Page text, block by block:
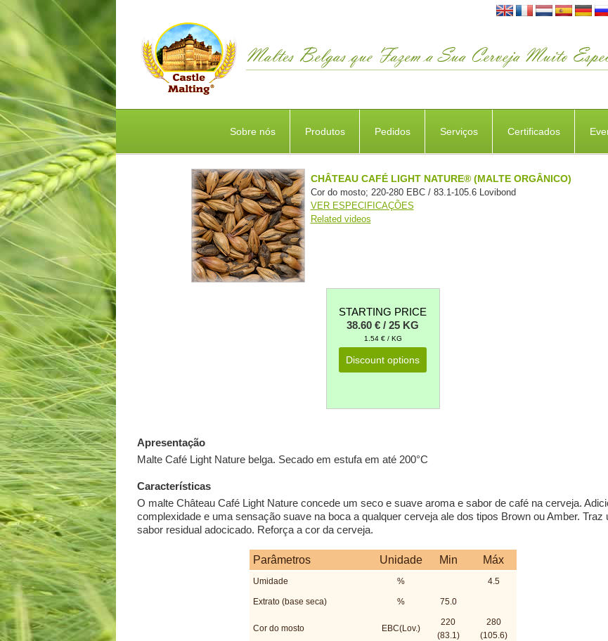
Sobre nós Produtos Pedidos Serviços Certificados
CHÂTEAU CAFÉ LIGHT NATURE® (MALTE ORGÂNICO)
Cor do mosto; 220-280 EBC / 83.1-105.6 Lovibond
VER ESPECIFICAÇÕES
Related videos
STARTING PRICE
38.60 € / 25 KG
1.54 € / KG
Discount options
Apresentação
Malte Café Light Nature belga. Secado em estufa em até 200°C
Características
O malte Château Café Light Nature concede um seco e suave aroma e sabor de café na cerveja.
complexidade e uma sensação suave na boca a qualquer cerveja ale dos tipos Brown ou Amber. Traz
sabor residual adocicado. Reforça a cor da cerveja.
Parâmetros Unidade Min Máx
Umidade % 4.5
Extrato (base seca) % 75.0
Cor do mosto EBC(Lov.)
220
(83.1)
280
(105.6)